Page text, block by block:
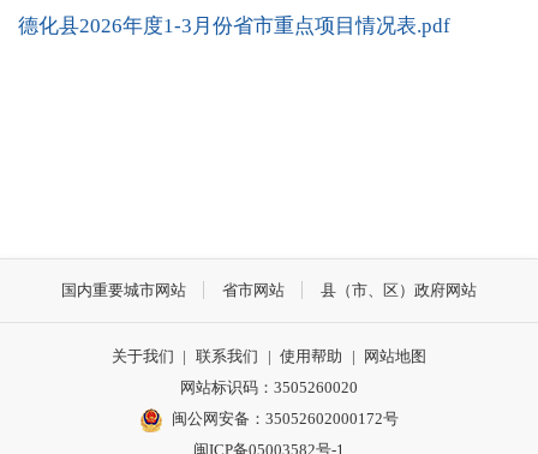
德化县2026年度1-3月份省市重点项目情况表.pdf
国内重要城市网站 省市网站 县（市、区）政府网站
关于我们 | 联系我们 | 使用帮助 |
网站地图
网站标识码：3505260020
闽公网安备：35052602000172号
闽ICP备05003582号-1